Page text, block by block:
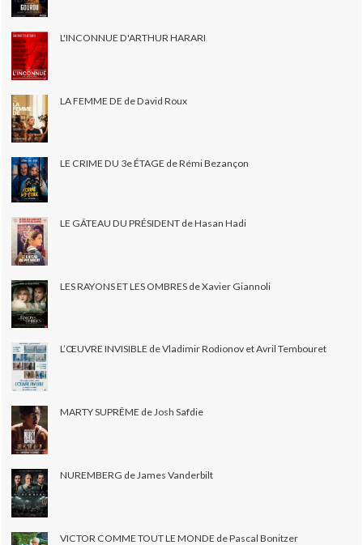
L'INCONNUE D'ARTHUR HARARI
LA FEMME DE de David Roux
LE CRIME DU 3e ÉTAGE de Rémi Bezançon
LE GÂTEAU DU PRÉSIDENT de Hasan Hadi
LES RAYONS ET LES OMBRES de Xavier Giannoli
L’ŒUVRE INVISIBLE de Vladimir Rodionov et Avril Tembouret
MARTY SUPRÊME de Josh Safdie
NUREMBERG de James Vanderbilt
VICTOR COMME TOUT LE MONDE de Pascal Bonitzer